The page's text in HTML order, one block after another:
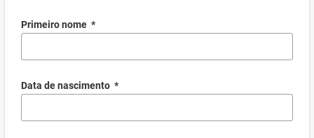
Primeiro nome *
Data de nascimento *